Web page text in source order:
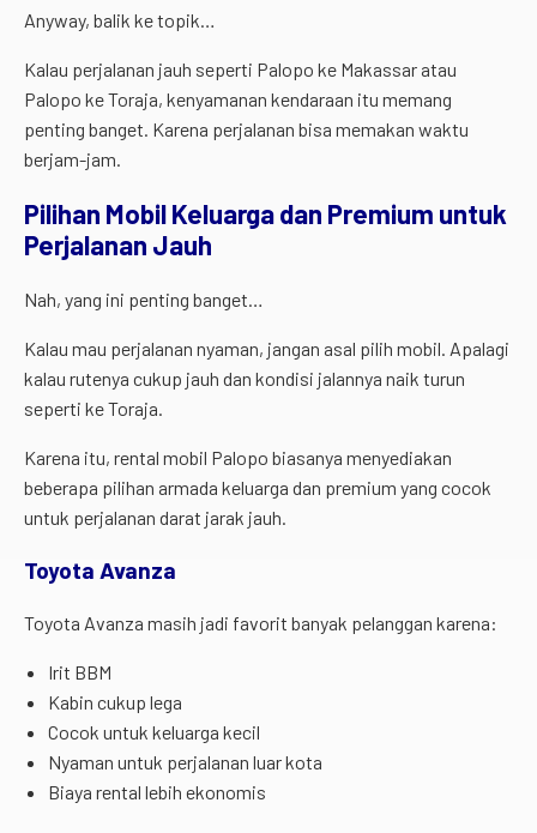
Anyway, balik ke topik…
Kalau perjalanan jauh seperti Palopo ke Makassar atau
Palopo ke Toraja, kenyamanan kendaraan itu memang
penting banget. Karena perjalanan bisa memakan waktu
berjam-jam.
Pilihan Mobil Keluarga dan Premium untuk
Perjalanan Jauh
Nah, yang ini penting banget…
Kalau mau perjalanan nyaman, jangan asal pilih mobil. Apalagi
kalau rutenya cukup jauh dan kondisi jalannya naik turun
seperti ke Toraja.
Karena itu, rental mobil Palopo biasanya menyediakan
beberapa pilihan armada keluarga dan premium yang cocok
untuk perjalanan darat jarak jauh.
Toyota Avanza
Toyota Avanza masih jadi favorit banyak pelanggan karena:
Irit BBM
Kabin cukup lega
Cocok untuk keluarga kecil
Nyaman untuk perjalanan luar kota
Biaya rental lebih ekonomis